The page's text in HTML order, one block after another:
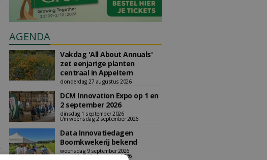
AGENDA
Vakdag 'All About Annuals'
zet eenjarige planten
centraal in Appeltern
donderdag 27 augustus 2026
DCM Innovation Expo op 1 en
2 september 2026
dinsdag 1 september 2026
t/m woensdag 2 september 2026
Data Innovatiedagen
Boomkwekerij bekend
woensdag 9 september 2026
t/m vrijdag 18 september 2026